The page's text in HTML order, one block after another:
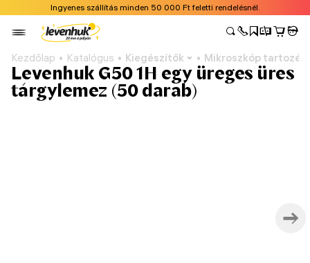
Ingyenes szállítás minden 50 000 Ft feletti rendelésnél.
Kezdőlap Katalógus Kiegészítők Mikroszkóp
Levenhuk G50 1H egy üreges üres
tárgylemez (50 darab)